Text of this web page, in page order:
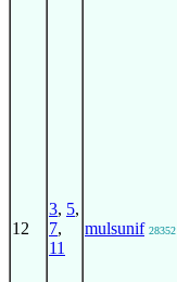
12
3, 5,
7,
11
mulsunif 28352